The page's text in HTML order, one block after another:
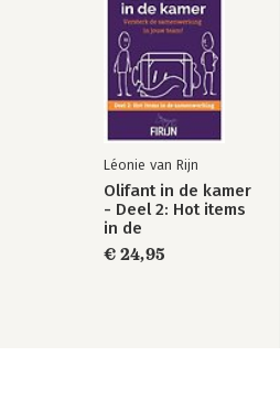
Léonie van Rijn
Olifant in de kamer
- Deel 2: Hot items
in de
samenwerking
€ 24,95